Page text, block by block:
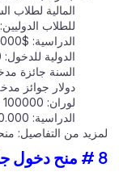
الدراسية: 80.000 دولار-100.000 دولار على مدى أربع سنوات
من التفاصيل:منحة